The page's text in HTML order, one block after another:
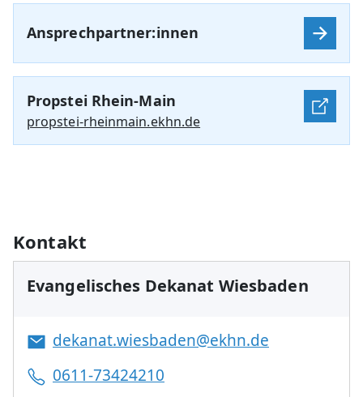
Ansprechpartner:innen
Propstei Rhein-Main
propstei-rheinmain.ekhn.de
Kontakt
Evangelisches Dekanat Wiesbaden
dekanat.wiesbaden@ekhn.de
0611-73424210